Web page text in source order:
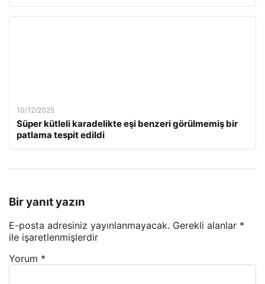
10/12/2025
Süper kütleli karadelikte eşi benzeri görülmemiş bir
patlama tespit edildi
Bir yanıt yazın
E-posta adresiniz yayınlanmayacak. Gerekli alanlar *
ile işaretlenmişlerdir
Yorum *